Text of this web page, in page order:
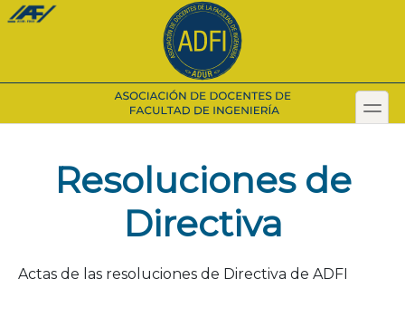
Pasar
toggle
Resoluciones de
Directiva
Actas de las resoluciones de Directiva de ADFI